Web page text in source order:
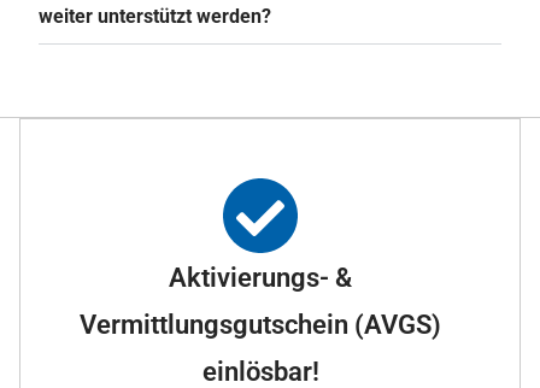
weiter unterstützt werden?
Aktivierungs- &
Vermittlungsgutschein (AVGS)
einlösbar!